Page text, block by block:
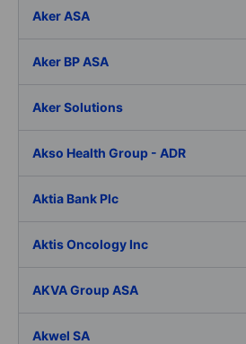
Aker ASA
Aker BP ASA
Aker Solutions
Akso Health Group - ADR
Aktia Bank Plc
Aktis Oncology Inc
AKVA Group ASA
Akwel SA